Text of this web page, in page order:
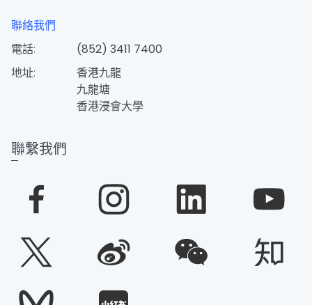
聯絡我們
電話:
(852) 3411 7400
地址:
香港九龍
九龍塘
香港浸會大學
聯繫我們